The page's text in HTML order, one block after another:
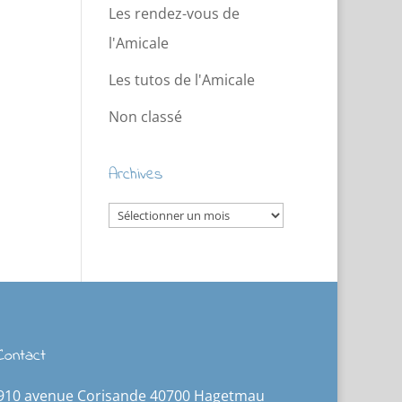
Les rendez-vous de
l'Amicale
Les tutos de l'Amicale
Non classé
Archives
Archives
avenue Corisande 40700 Hagetmau